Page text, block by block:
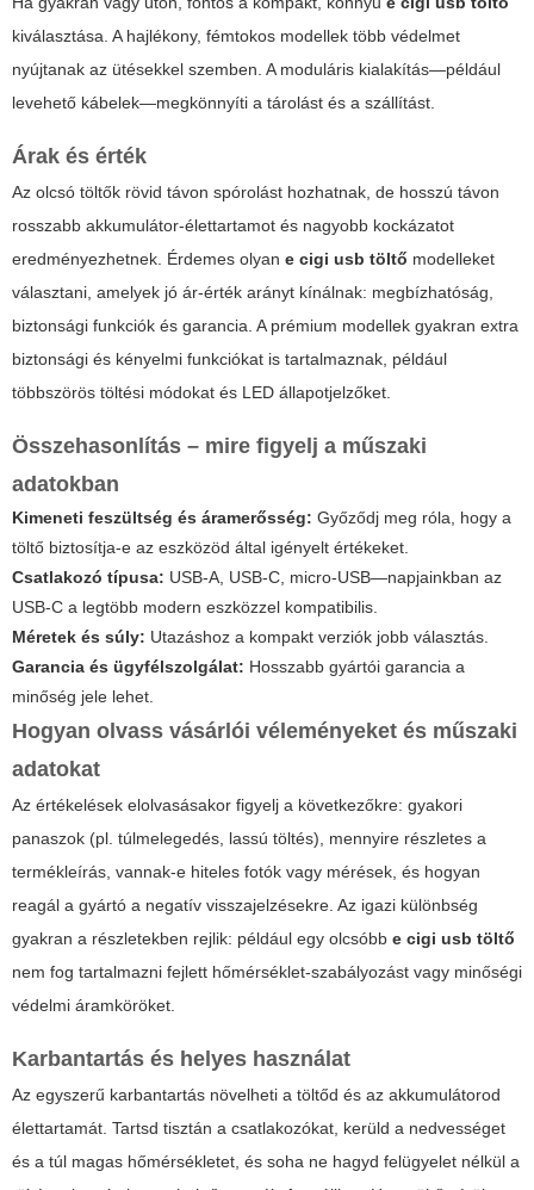
kiválasztása. A hajlékony, fémtokos modellek több védelmet
nyújtanak az ütésekkel szemben. A moduláris kialakítás—például
levehető kábelek—megkönnyíti a tárolást és a szállítást.
Árak és érték
Az olcsó töltők rövid távon spórolást hozhatnak, de hosszú távon
rosszabb akkumulátor-élettartamot és nagyobb kockázatot
eredményezhetnek. Érdemes olyan e cigi usb töltő modelleket
választani, amelyek jó ár-érték arányt kínálnak: megbízhatóság,
biztonsági funkciók és garancia. A prémium modellek gyakran extra
biztonsági és kényelmi funkciókat is tartalmaznak, például
többszörös töltési módokat és LED állapotjelzőket.
Összehasonlítás – mire figyelj a műszaki
adatokban
Kimeneti feszültség és áramerősség: Győződj meg róla, hogy a
töltő biztosítja-e az eszközöd által igényelt értékeket.
Csatlakozó típusa: USB-A, USB-C, micro-USB—napjainkban az
USB-C a legtöbb modern eszközzel kompatibilis.
Méretek és súly: Utazáshoz a kompakt verziók jobb választás.
Garancia és ügyfélszolgálat: Hosszabb gyártói garancia a
minőség jele lehet.
Hogyan olvass vásárlói véleményeket és műszaki
adatokat
Az értékelések elolvasásakor figyelj a következőkre: gyakori
panaszok (pl. túlmelegedés, lassú töltés), mennyire részletes a
termékleírás, vannak-e hiteles fotók vagy mérések, és hogyan
reagál a gyártó a negatív visszajelzésekre. Az igazi különbség
gyakran a részletekben rejlik: például egy olcsóbb e cigi usb töltő
nem fog tartalmazni fejlett hőmérséklet-szabályozást vagy minőségi
védelmi áramköröket.
Karbantartás és helyes használat
Az egyszerű karbantartás növelheti a töltőd és az akkumulátorod
élettartamát. Tartsd tisztán a csatlakozókat, kerüld a nedvességet
és a túl magas hőmérsékletet, és soha ne hagyd felügyelet nélkül a